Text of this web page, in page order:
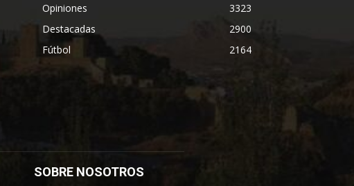
Opiniones
3323
Destacadas
2900
Fútbol
2164
SOBRE NOSOTROS